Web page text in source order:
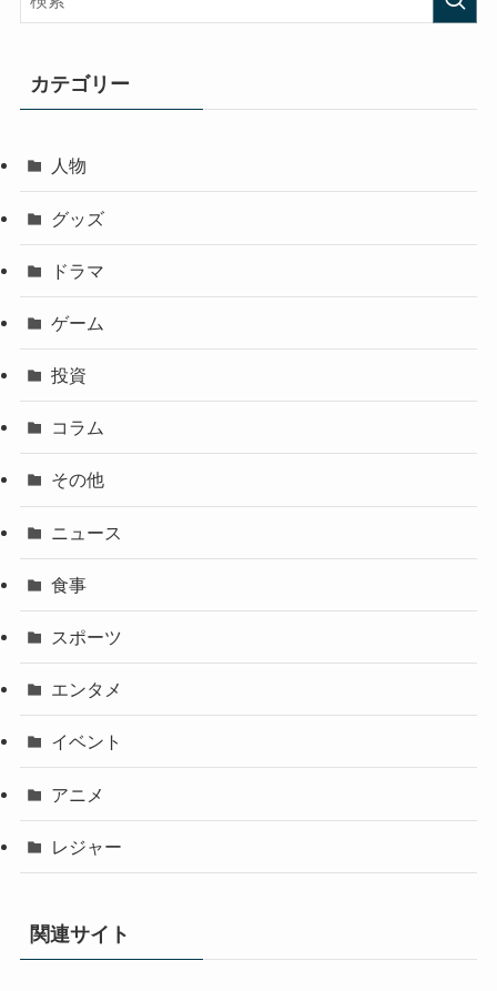
カテゴリー
人物
グッズ
ドラマ
ゲーム
投資
コラム
その他
ニュース
食事
スポーツ
エンタメ
イベント
アニメ
レジャー
関連サイト